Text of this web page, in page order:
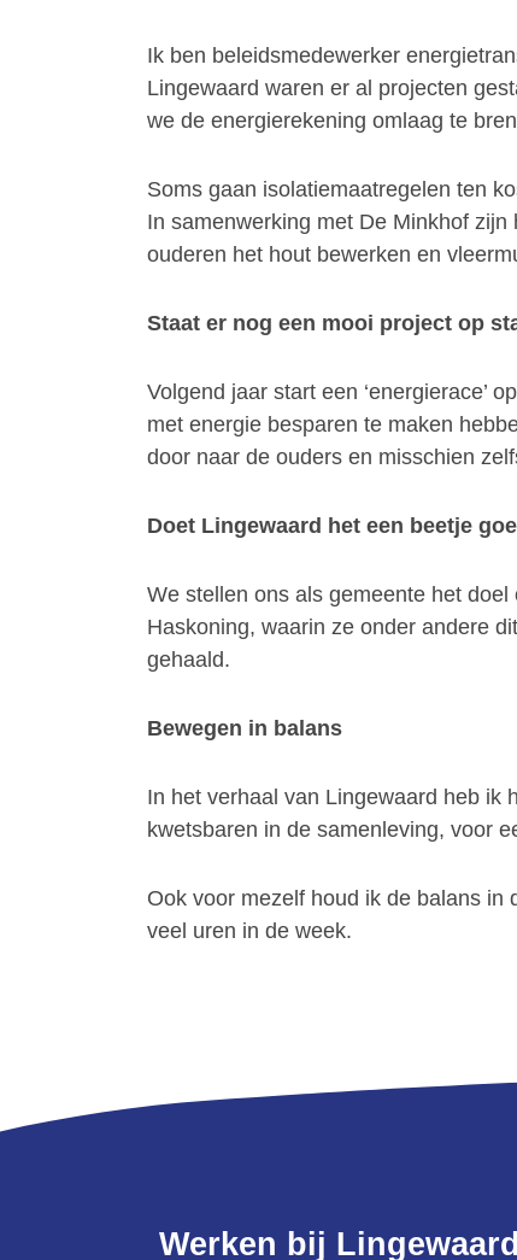
Ik ben beleidsmedewerker
Lingewaard waren er al projecten
we de energierekening omlaag te
Soms gaan isolatiemaatregelen ten
In samenwerking met De Minkhof
ouderen het hout bewerken en
Staat er nog een mooi project op
Volgend jaar start een ‘energierace’
met energie besparen te maken
door naar de ouders en misschien
Doet Lingewaard het een beetje
We stellen ons als gemeente het
Haskoning, waarin ze onder andere
gehaald.
Bewegen in balans
In het verhaal van Lingewaard heb ik
kwetsbaren in de samenleving, voor
Ook voor mezelf houd ik de balans in
veel uren in de week.
Werken bij Lingewaard